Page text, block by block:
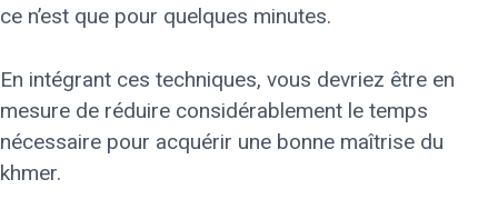
ce n’est que pour quelques minutes.
En intégrant ces techniques, vous devriez être en
mesure de réduire considérablement le temps
nécessaire pour acquérir une bonne maîtrise du
khmer.